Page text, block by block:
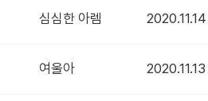
심심한 아렘 2020.11.14
여울아 2020.11.13